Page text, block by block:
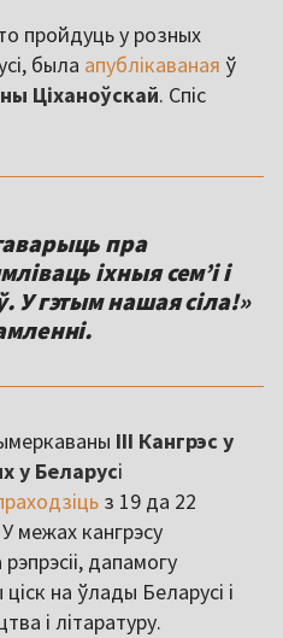
пройдуць у розных
была апублікаваная ў
Ціханоўскай. Спіс
пра
іхныя сем’і і
У гэтым нашая сіла!»
ІІІ Кангрэс у
у Беларусі
з 19 да 22
У межах кангрэсу
дапамогу
на ўлады Беларусі і
і літаратуру.